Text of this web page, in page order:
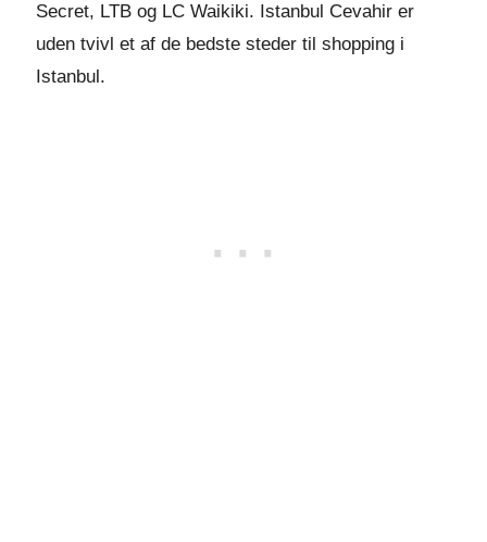
Secret, LTB og LC Waikiki. Istanbul Cevahir er
uden tvivl et af de bedste steder til shopping i
Istanbul.